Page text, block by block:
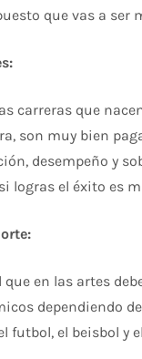
que vas a ser
carreras que
son muy bien
desempeño y
logras el éxito es
que en las artes
dependiendo
futbol, el beisbol y